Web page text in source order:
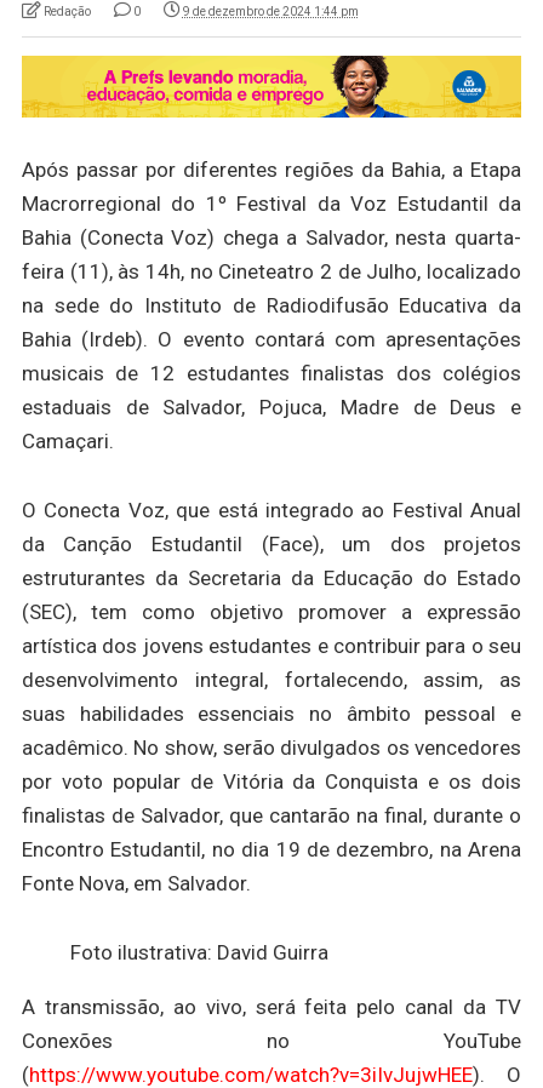
Redação 0 9 de dezembro de 2024 1:44 pm
Após passar por diferentes regiões da Bahia, a Etapa
Macrorregional do 1º Festival da Voz Estudantil da
Bahia (Conecta Voz) chega a Salvador, nesta quarta-
feira (11), às 14h, no Cineteatro 2 de Julho, localizado
na sede do Instituto de Radiodifusão Educativa da
Bahia (Irdeb). O evento contará com apresentações
musicais de 12 estudantes finalistas dos colégios
estaduais de Salvador, Pojuca, Madre de Deus e
Camaçari.
O Conecta Voz, que está integrado ao Festival Anual
da Canção Estudantil (Face), um dos projetos
estruturantes da Secretaria da Educação do Estado
(SEC), tem como objetivo promover a expressão
artística dos jovens estudantes e contribuir para o seu
desenvolvimento integral, fortalecendo, assim, as
suas habilidades essenciais no âmbito pessoal e
acadêmico. No show, serão divulgados os vencedores
por voto popular de Vitória da Conquista e os dois
finalistas de Salvador, que cantarão na final, durante o
Encontro Estudantil, no dia 19 de dezembro, na Arena
Fonte Nova, em Salvador.
Foto ilustrativa: David Guirra
A transmissão, ao vivo, será feita pelo canal da TV
Conexões no YouTube
(https://www.youtube.com/watch?v=3iIvJujwHEE). O